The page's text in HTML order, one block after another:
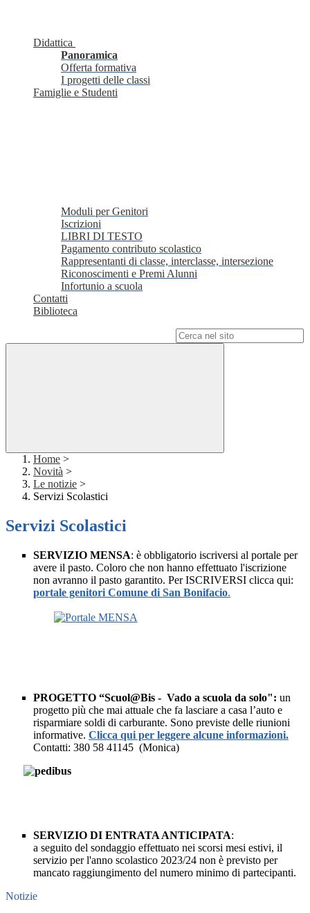
Didattica
Panoramica
Offerta formativa
I progetti delle classi
Famiglie e Studenti
Moduli per Genitori
Iscrizioni
LIBRI DI TESTO
Pagamento contributo scolastico
Rappresentanti di classe, interclasse, intersezione
Riconoscimenti e Premi Alunni
Infortunio a scuola
Contatti
Biblioteca
Home >
Novità >
Le notizie >
Servizi Scolastici
Servizi Scolastici
SERVIZIO MENSA: è obbligatorio iscriversi al portale per
avere il pasto. Coloro che non hanno effettuato l'iscrizione
non avranno il pasto garantito. Per ISCRIVERSI clicca qui:
portale genitori Comune di San Bonifacio.
PROGETTO “Scuol@Bis - Vado a scuola da solo": un
progetto più che mai attuale che fa lasciare a casa l’auto e
risparmiare soldi di carburante. Sono previste delle riunioni
informative. Clicca qui per leggere alcune informazioni.
Contatti: 380 58 41145 (Monica)
SERVIZIO DI ENTRATA ANTICIPATA:
a seguito del sondaggio effettuato nei scorsi mesi estivi, il
servizio per l'anno scolastico 2023/24 non è previsto per
mancato raggiungimento del numero minimo di partecipanti.
Notizie